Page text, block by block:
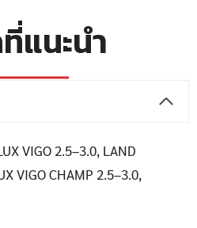
แนะนำ
VIGO 2.5–3.0, LAND
VIGO CHAMP 2.5–3.0,